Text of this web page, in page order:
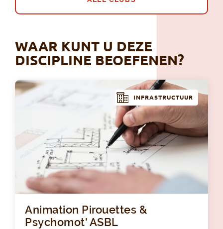
WAAR KUNT U DEZE
DISCIPLINE BEOEFENEN?
INFRASTRUCTUUR
Animation Pirouettes &
Psychomot' ASBL